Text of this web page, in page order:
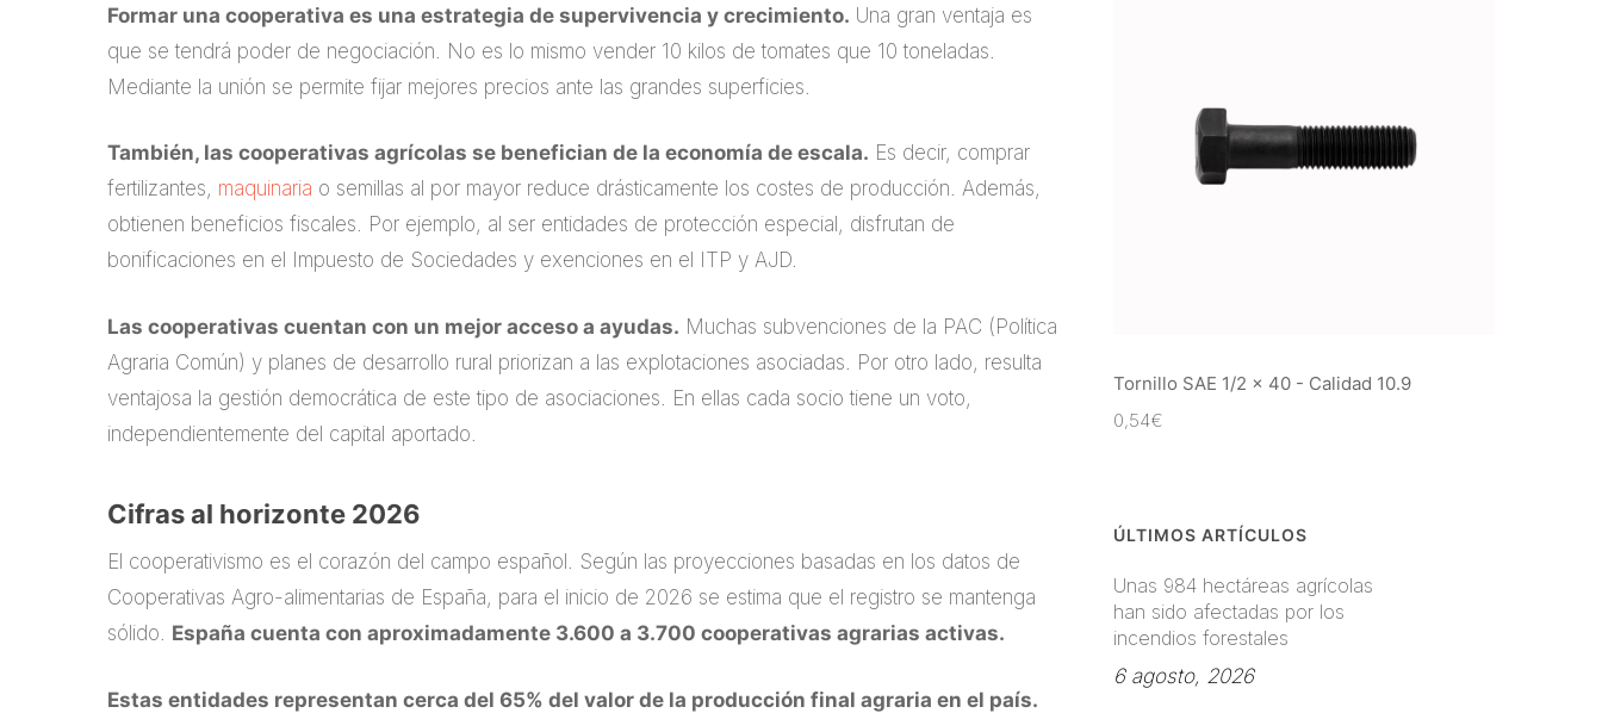
Formar una cooperativa es una estrategia de supervivencia y crecimiento. Una gran ventaja es
que se tendrá poder de negociación. No es lo mismo vender 10 kilos de tomates que 10 toneladas.
Mediante la unión se permite fijar mejores precios ante las grandes superficies.
También, las cooperativas agrícolas se benefician de la economía de escala. Es decir, comprar
fertilizantes, maquinaria o semillas al por mayor reduce drásticamente los costes de producción. Además,
obtienen beneficios fiscales. Por ejemplo, al ser entidades de protección especial, disfrutan de
bonificaciones en el Impuesto de Sociedades y exenciones en el ITP y AJD.
Las cooperativas cuentan con un mejor acceso a ayudas. Muchas subvenciones de la PAC (Política
Agraria Común) y planes de desarrollo rural priorizan a las explotaciones asociadas. Por otro lado, resulta
ventajosa la gestión democrática de este tipo de asociaciones. En ellas cada socio tiene un voto,
independientemente del capital aportado.
Cifras al horizonte 2026
El cooperativismo es el corazón del campo español. Según las proyecciones basadas en los datos de
Cooperativas Agro-alimentarias de España, para el inicio de 2026 se estima que el registro se mantenga
sólido. España cuenta con aproximadamente 3.600 a 3.700 cooperativas agrarias activas.
Estas entidades representan cerca del 65% del valor de la producción final agraria en el país.
Tornillo SAE 1/2 x 40 - Calidad 10.9
0,54€
ÚLTIMOS ARTÍCULOS
Unas 984 hectáreas agrícolas
han sido afectadas por los
incendios forestales
6 agosto, 2026